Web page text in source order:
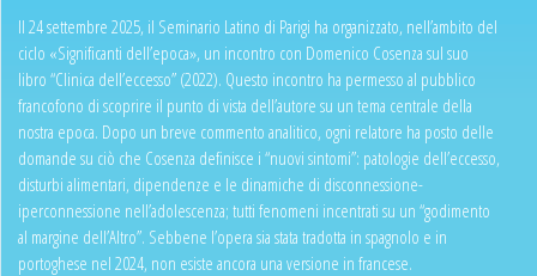
Il 24 settembre 2025, il Seminario Latino di Parigi ha organizzato, nell’ambito del
ciclo «Significanti dell’epoca», un incontro con Domenico Cosenza sul suo
libro “Clinica dell’eccesso” (2022). Questo incontro ha permesso al pubblico
francofono di scoprire il punto di vista dell’autore su un tema centrale della
nostra epoca. Dopo un breve commento analitico, ogni relatore ha posto delle
domande su ciò che Cosenza definisce i “nuovi sintomi”: patologie dell’eccesso,
disturbi alimentari, dipendenze e le dinamiche di disconnessione-
iperconnessione nell’adolescenza; tutti fenomeni incentrati su un “godimento
al margine dell’Altro”. Sebbene l’opera sia stata tradotta in spagnolo e in
portoghese nel 2024, non esiste ancora una versione in francese.